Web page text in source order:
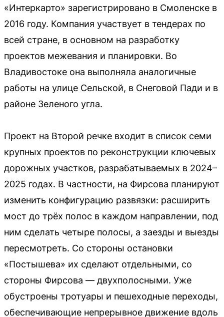
«Интеркарто» зарегистрировано в Смоленске в
2016 году. Компания участвует в тендерах по
всей стране, в основном на разработку
проектов межевания и планировки. Во
Владивостоке она выполняла аналогичные
работы на улице Сельской, в Снеговой Пади и в
районе Зеленого угла.
Проект на Второй речке входит в список семи
крупных проектов по реконструкции ключевых
дорожных участков, разрабатываемых в 2024–
2025 годах. В частности, на Фирсова планируют
изменить конфигурацию развязки: расширить
мост до трёх полос в каждом направлении, под
ним сделать четыре полосы, а заезды и выезды
пересмотреть. Со стороны остановки
«Постышева» их сделают отдельными, со
стороны Фирсова — двухполосными. Уже
обустроены тротуары и пешеходные переходы,
обеспечивающие непрерывное движение вдоль